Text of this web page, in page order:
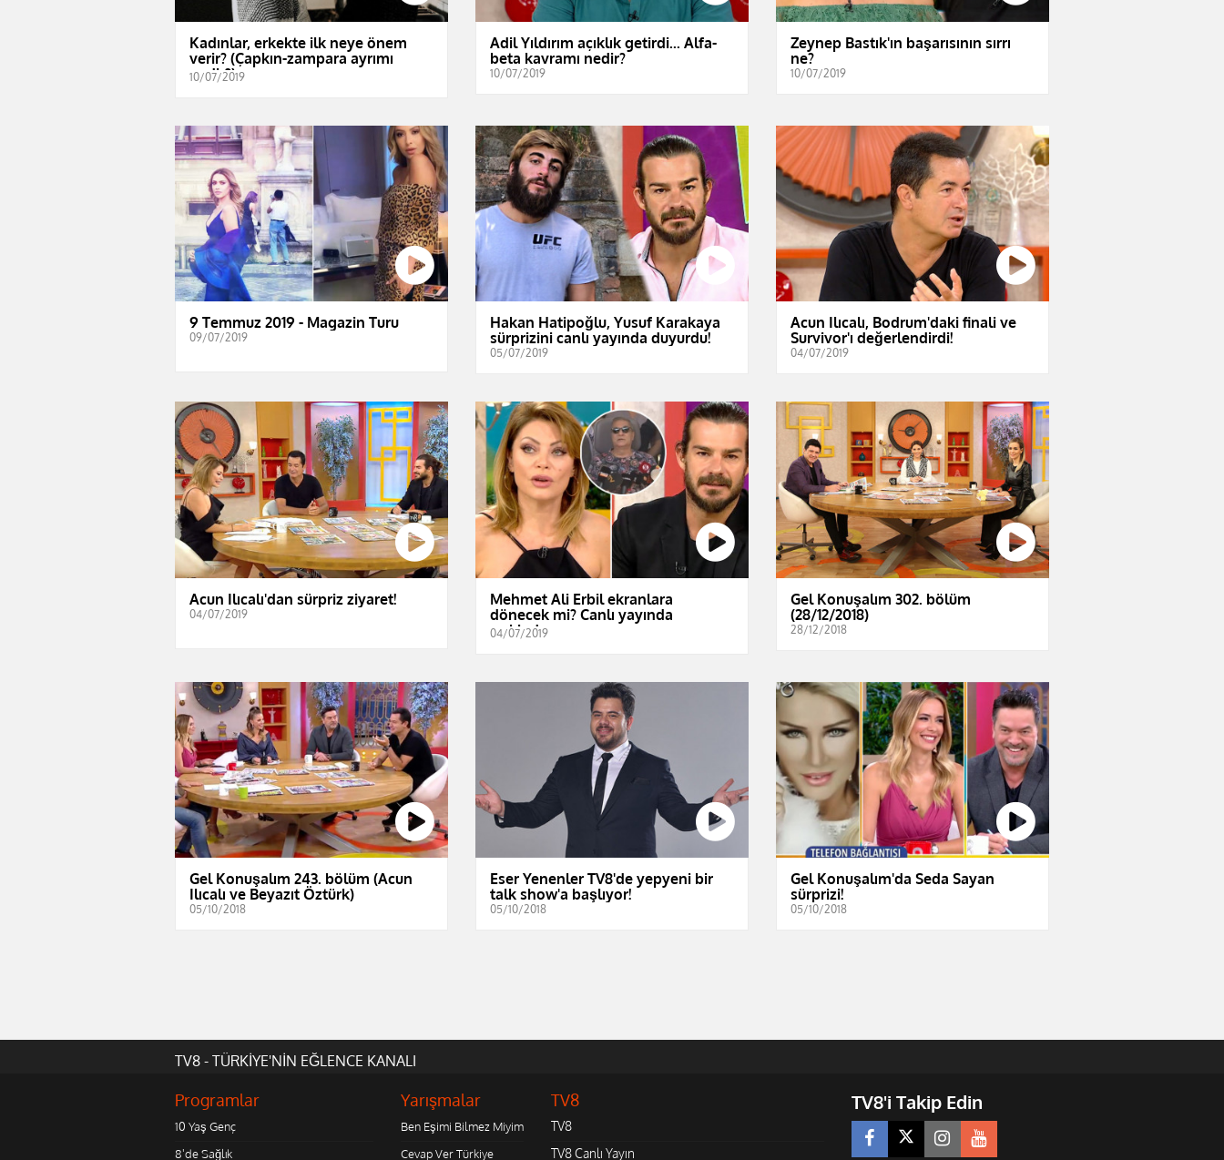
Kadınlar, erkekte ilk neye önem
verir? (Çapkın-zampara ayrımı
nedir?)
10/07/2019
Adil Yıldırım açıklık getirdi... Alfa-
beta kavramı nedir?
10/07/2019
Zeynep Bastık'ın başarısının sırrı
ne?
10/07/2019
9 Temmuz 2019 - Magazin Turu
09/07/2019
Hakan Hatipoğlu, Yusuf Karakaya
sürprizini canlı yayında duyurdu!
05/07/2019
Acun Ilıcalı, Bodrum'daki finali ve
Survivor'ı değerlendirdi!
04/07/2019
Acun Ilıcalı'dan sürpriz ziyaret!
04/07/2019
Mehmet Ali Erbil ekranlara
dönecek mi? Canlı yayında
açıkladı...
04/07/2019
Gel Konuşalım 302. bölüm
(28/12/2018)
28/12/2018
Gel Konuşalım 243. bölüm (Acun
Ilıcalı ve Beyazıt Öztürk)
05/10/2018
Eser Yenenler TV8'de yepyeni bir
talk show'a başlıyor!
05/10/2018
Gel Konuşalım'da Seda Sayan
sürprizi!
05/10/2018
TV8 - TÜRKİYE'NİN EĞLENCE KANALI
Programlar
10 Yaş Genç
8'de Sağlık
Yarışmalar
Ben Eşimi Bilmez Miyim
Cevap Ver Türkiye
TV8
TV8
TV8 Canlı Yayın
TV8'i Takip Edin